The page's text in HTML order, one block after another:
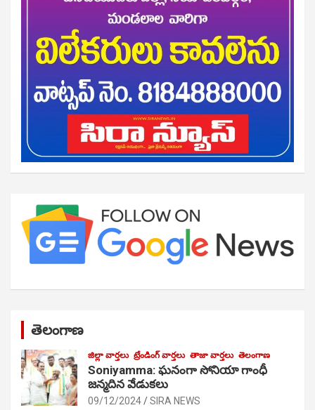
తెలంగాణ
జిల్లా వార్తలు ట్రేండింగ్ వార్తలు తాజా వార్తలు తెలంగాణ
Soniyamma: ఘ‌నంగా సోనియా గాంధీ
జ‌న్మ‌దిన వేడుక‌లు
09/12/2024 SIRA NEWS